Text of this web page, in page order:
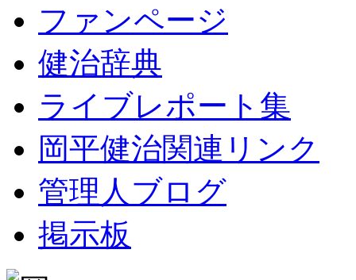
ファンページ
健治辞典
ライブレポート集
岡平健治関連リンク
管理人ブログ
掲示板